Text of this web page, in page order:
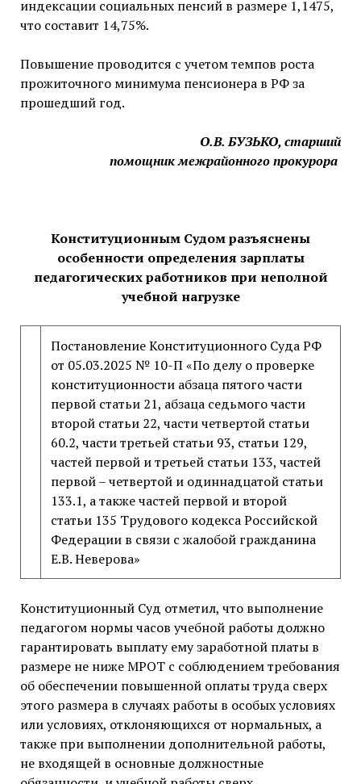
индексации социальных пенсий в размере 1,1475,
что составит 14,75%.
Повышение проводится с учетом темпов роста
прожиточного минимума пенсионера в РФ за
прошедший год.
О.В. БУЗЬКО, старший
помощник межрайонного прокурора
Конституционным Судом разъяснены
особенности определения зарплаты
педагогических работников при неполной
учебной нагрузке
Постановление Конституционного Суда РФ
от 05.03.2025 № 10-П «По делу о проверке
конституционности абзаца пятого части
первой статьи 21, абзаца седьмого части
второй статьи 22, части четвертой статьи
60.2, части третьей статьи 93, статьи 129,
частей первой и третьей статьи 133, частей
первой – четвертой и одиннадцатой статьи
133.1, а также частей первой и второй
статьи 135 Трудового кодекса Российской
Федерации в связи с жалобой гражданина
Е.В. Неверова»
Конституционный Суд отметил, что выполнение
педагогом нормы часов учебной работы должно
гарантировать выплату ему заработной платы в
размере не ниже МРОТ с соблюдением требования
об обеспечении повышенной оплаты труда сверх
этого размера в случаях работы в особых условиях
или условиях, отклоняющихся от нормальных, а
также при выполнении дополнительной работы,
не входящей в основные должностные